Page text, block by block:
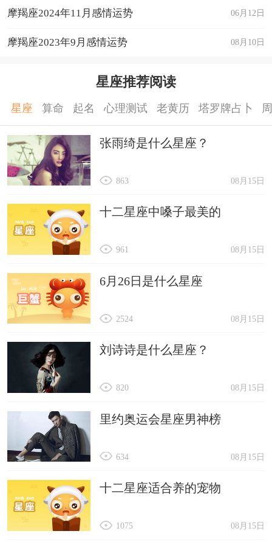
06月12日
摩羯座2024年11月感情运势
08月10日
摩羯座2023年9月感情运势
星座推荐阅读
星座 算命 起名 心理测试 老黄历 塔罗牌占卜
张雨绮是什么星座？
08月15日
863
十二星座中嗓子最美的
08月15日
961
6月26日是什么星座
08月15日
2524
刘诗诗是什么星座？
08月15日
820
里约奥运会星座男神榜
08月15日
634
十二星座适合养的宠物
08月15日
1075